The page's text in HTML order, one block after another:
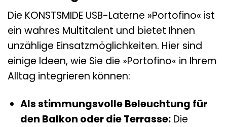
Die KONSTSMIDE USB-Laterne »Portofino« ist
ein wahres Multitalent und bietet Ihnen
unzählige Einsatzmöglichkeiten. Hier sind
einige Ideen, wie Sie die »Portofino« in Ihrem
Alltag integrieren können:
Als stimmungsvolle Beleuchtung für
den Balkon oder die Terrasse:Die